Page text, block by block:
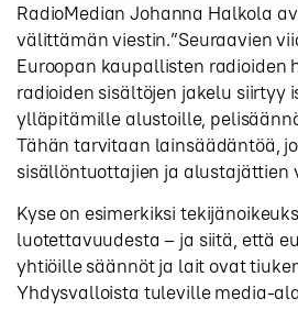
RadioMedian Johanna Halkola
välittämän viestin.”Seuraavien
Euroopan kaupallisten radioiden
radioiden sisältöjen jakelu siirtyy
ylläpitämille alustoille,
Tähän tarvitaan lainsäädäntöä,
sisällöntuottajien ja alustajättien
Kyse on esimerkiksi
luotettavuudesta – ja siitä, että
yhtiöille säännöt ja lait ovat
Yhdysvalloista tuleville media-